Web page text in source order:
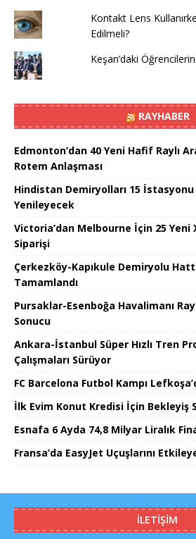
Kontakt Lens
Edilmeli?
Keşan’daki
RAYHABER
Edmonton’dan 40 Yeni Hafif Raylı
Rotem Anlaşması
Hindistan Demiryolları 15 İstasyonu
Yenileyecek
Victoria’dan Melbourne İçin 25 Yeni
Siparişi
Çerkezköy-Kapıkule Demiryolu
Tamamlandı
Pursaklar-Esenboğa Havalimanı
Sonucu
Ankara-İstanbul Süper Hızlı Tren
Çalışmaları Sürüyor
FC Barcelona Futbol Kampı
İlk Evim Konut Kredisi İçin Bekleyiş
Esnafa 6 Ayda 74,8 Milyar Liralık
Fransa’da EasyJet Uçuşlarını
İLETIŞIM